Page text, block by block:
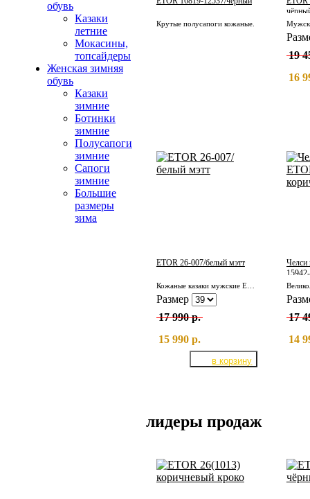
обувь
Казаки
летние
Мокасины,
топсайдеры
Женская зимняя
обувь
Казаки
зимние
Ботинки
зимние
Полусапоги
зимние
Сапоги
зимние
Большие
размеры
зима
Крутые полусапоги кожаные.
19
16
ETOR 26-007/белый мэтт
Кожаные казаки мужские ETOR 26-007/белый мэтт
Размер
17 990 р.
15 990 р.
Челси
17
14
лидеры продаж